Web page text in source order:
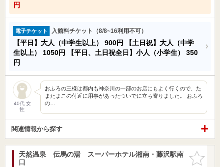
円
電子チケット 入館料チケット（8/8~16利用不可）
【平日】大人（中学生以上） 900円
【土日祝】大人（中学
生以上） 1050円 【平日、土日祝全日】小人（小学生） 350
円
40代 女
性
おふろの王様は都内も神奈川の一部のお店にもよく行くので、た
またまこの付近に用事があったついでに立ち寄りました。 おふろ
の…
関連情報から探す
お気に入
りに追加
天然温泉 伝馬の湯 スーパーホテル湘南・藤沢駅南
口